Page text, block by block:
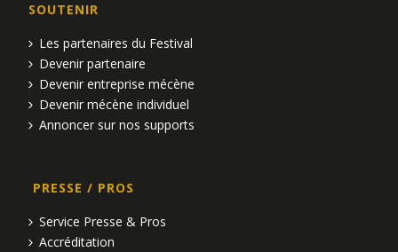
SOUTENIR
Les partenaires du Festival
Devenir partenaire
Devenir entreprise mécène
Devenir mécène individuel
Annoncer sur nos supports
PRESSE / PROS
Service Presse & Pros
Accréditation